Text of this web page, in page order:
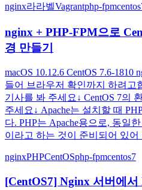
nginx라라벨Vagrantphp-fpm
nginx + PHP-FPM으로
경 만들기
macOS 10.12.6 CentOS 7.6-
들어 브라우저 확인까지 하려고
기사를 봐 주세요↓ CentOS 7의
주세요↓ Apache는 설치할 때
다. PHP는 Apache용으로, 동일
이라고 하는 것이 준비되어 있어
nginxPHPCentOSphp-fpmcentos7
[CentOS7] Nginx 서버에